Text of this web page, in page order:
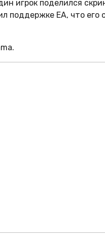
игрок поделился
поддержке EA, что